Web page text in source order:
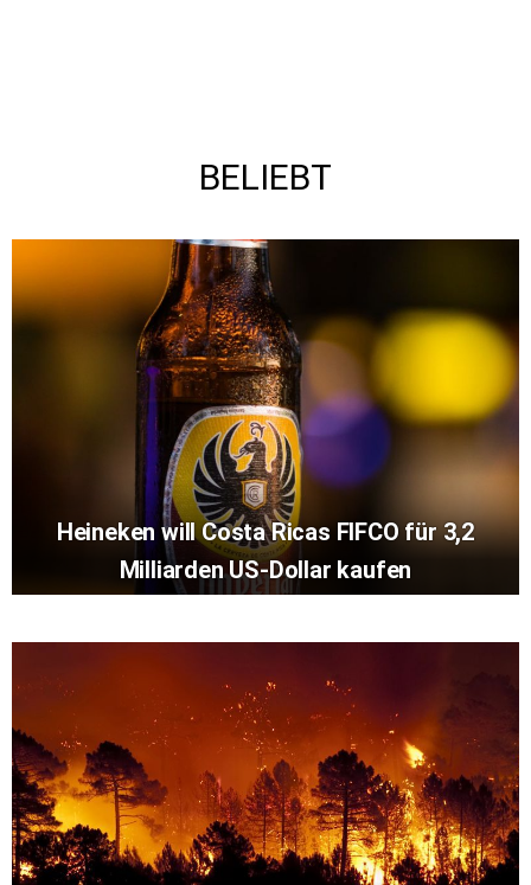
BELIEBT
Heineken will Costa Ricas FIFCO für 3,2
Milliarden US-Dollar kaufen